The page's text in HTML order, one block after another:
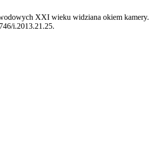
XXI wieku widziana okiem kamery.
i.2013.21.25.